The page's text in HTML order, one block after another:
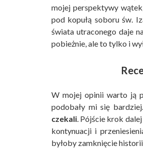
mojej perspektywy
pod kopułą soboru św.
świata utraconego daje
pobieżnie, ale to tylko i
W mojej opinii warto ją
podobały mi się bardziej.
czekali . Pójście krok
kontynuacji i
byłoby zamknięcie